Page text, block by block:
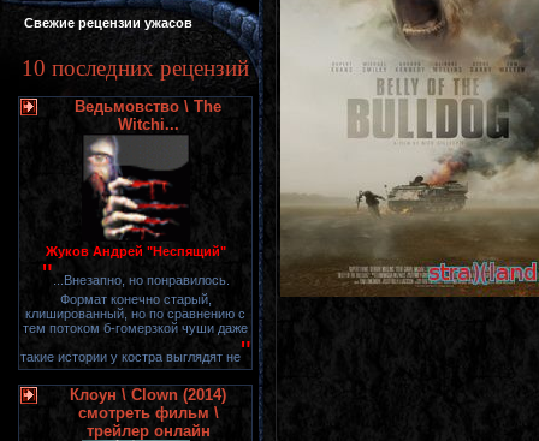
Свежие рецензии ужасов
10 последних рецензий
Ведьмовство \ The
Witchi...
Жуков Андрей "Неспящий"
" ...Внезапно, но понравилось.
Формат конечно старый,
клишированный, но по сравнению с
тем потоком б-гомерзкой чуши даже
такие истории у костра выглядят не"
Клоун \ Clown (2014)
смотреть фильм \
трейлер онлайн